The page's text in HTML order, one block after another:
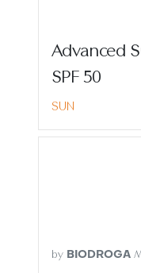
Advanced
SPF 50
SUN
by BIODROGA